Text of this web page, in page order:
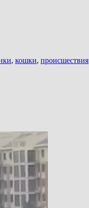
, кошки, происшествия